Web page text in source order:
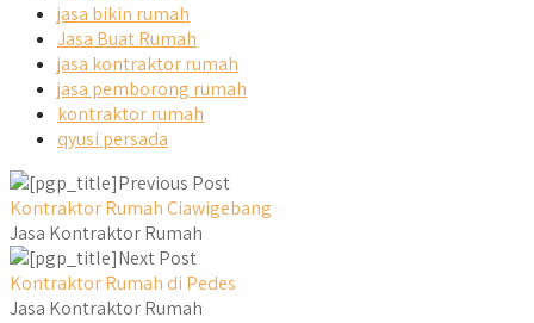
jasa bikin rumah
Jasa Buat Rumah
jasa kontraktor rumah
jasa pemborong rumah
kontraktor rumah
qyusi persada
Previous Post
Kontraktor Rumah Ciawigebang
Jasa Kontraktor Rumah
Next Post
Kontraktor Rumah di Pedes
Jasa Kontraktor Rumah